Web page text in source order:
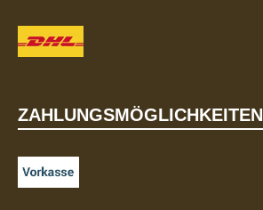
ZAHLUNGSMÖGLICHKEITEN